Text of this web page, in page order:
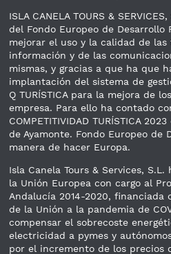
ISLA CANELA TOURS &
del Fondo Europeo de Desarrollo
mejorar el uso y la calidad de las
información y de las
mismas, y gracias a que ha que
implantación del sistema de
Q TURÍSTICA para la mejora de
empresa. Para ello ha contado
COMPETITIVIDAD TURÍSTICA
de Ayamonte. Fondo Europeo de
manera de hacer Europa.
Isla Canela Tours & Services,
la Unión Europea con cargo al
Andalucía 2014-2020, financiada
de la Unión a la pandemia de
compensar el sobrecoste
electricidad a pymes y
por el incremento de los precios